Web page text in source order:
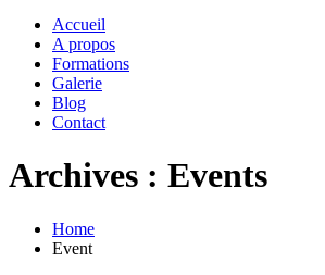
Accueil
A propos
Formations
Galerie
Blog
Contact
Archives : Events
Home
Event